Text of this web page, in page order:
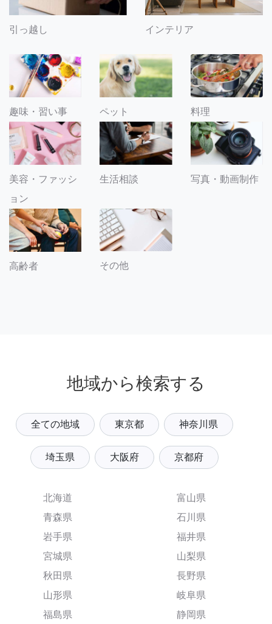
引っ越し インテリア
趣味・習い事 ペット 料理
美容・ファッシ
ョン
生活相談 写真・動画制作
高齢者 その他
地域から検索する
全ての地域 東京都 神奈川県
埼玉県 大阪府 京都府
北海道
青森県
岩手県
宮城県
秋田県
山形県
福島県
富山県
石川県
福井県
山梨県
長野県
岐阜県
静岡県